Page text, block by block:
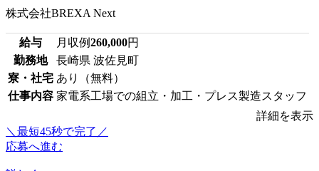
株式会社BREXA Next
給与 月収例260,000円
勤務地
長崎県 波佐見町
寮・社宅 あり（無料）
仕事内容 家電系工場での組立・加工・プレス製造スタッフ
詳細を表示
＼最短45秒で完了／
応募へ進む